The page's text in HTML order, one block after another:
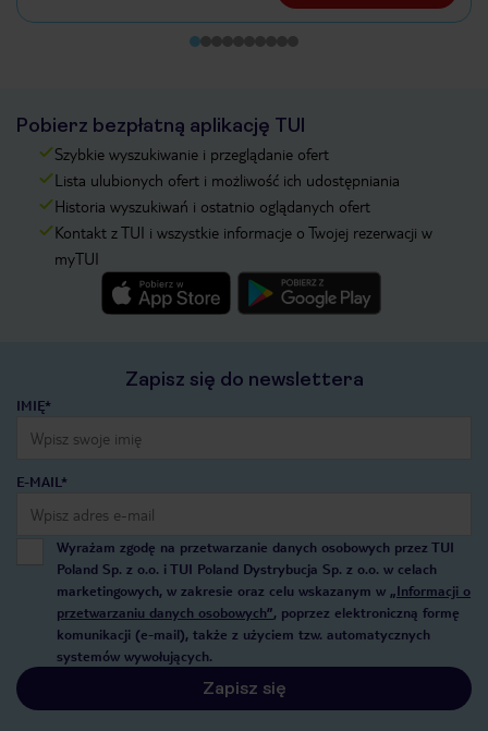
Pobierz bezpłatną aplikację TUI
Szybkie wyszukiwanie i przeglądanie ofert
Lista ulubionych ofert i możliwość ich udostępniania
Historia wyszukiwań i ostatnio oglądanych ofert
Kontakt z TUI i wszystkie informacje o Twojej rezerwacji w
myTUI
Zapisz się do newslettera
IMIĘ*
E-MAIL*
Wyrażam zgodę na przetwarzanie danych osobowych przez TUI
Poland Sp. z o.o. i TUI Poland Dystrybucja Sp. z o.o. w celach
marketingowych, w zakresie oraz celu wskazanym w „Informacji o
przetwarzaniu danych osobowych”, poprzez elektroniczną formę
komunikacji (e-mail), także z użyciem tzw. automatycznych
systemów wywołujących.
Zapisz się